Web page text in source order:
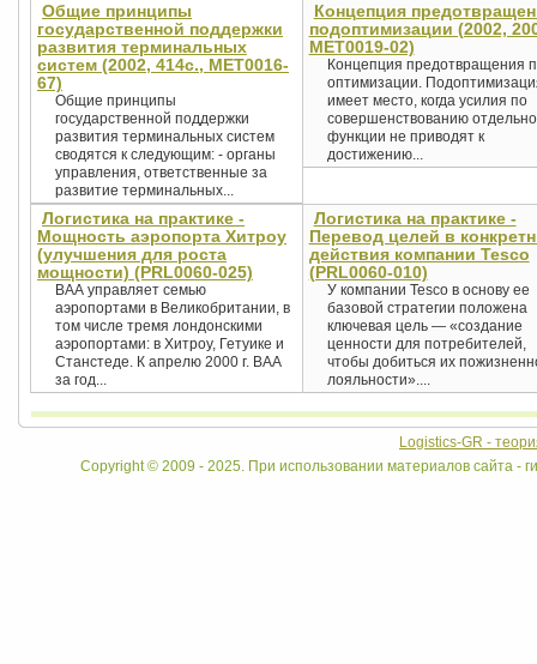
Общие принципы
государственной поддержки
развития терминальных
систем (2002, 414с., MET0016-
67)
Общие принципы
государственной поддержки
развития терминальных систем
сводятся к следующим: - органы
управления, ответственные за
развитие терминальных...
Концепция
подоптимизации (2002,
MET0019-02)
Концепция предотвращения
оптимизации.
имеет место, когда усилия по
совершенствованию
функции не приводят к
достижению...
Логистика на практике -
Мощность аэропорта Хитроу
(улучшения для роста
мощности) (PRL0060-025)
ВАА управляет семью
аэропортами в Великобритании, в
том числе тремя лондонскими
аэропортами: в Хитроу, Гетуике и
Станстеде. К апрелю 2000 г. ВАА
за год...
Логистика на практике -
Перевод целей в
действия компании Tesco
(PRL0060-010)
У компании Tesco в основу ее
базовой стратегии положена
ключевая цель — «создание
ценности для потребителей,
чтобы добиться их
лояльности»....
Logistics-GR -
Copyright © 2009 - 2025. При использовании материалов сайта -